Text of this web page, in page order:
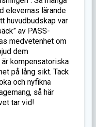
elevernas lärande
huvudbudskap var
av PASS-
medvetenhet om
dem
kompensatoriska
på lång sikt. Tack
och nyfikna
så här
tar vid!